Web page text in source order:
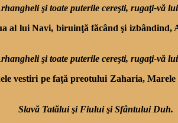
şi toate puterile cereşti, rugaţi-vă
al lui Navi, biruinţă făcând şi
şi toate puterile cereşti, rugaţi-vă
vestiri pe faţă preotului Zaharia,
Slavă Tatălui şi Fiului şi Sfântului Duh.